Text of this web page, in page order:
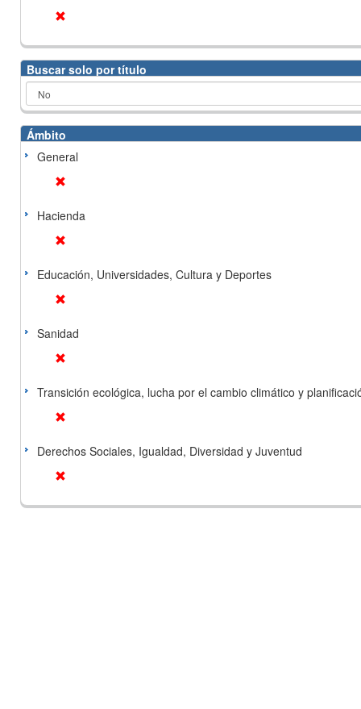
Buscar solo por título
Ámbito
General
Hacienda
Educación, Universidades, Cultura y Deportes
Sanidad
Transición ecológica, lucha por el cambio climático y
Derechos Sociales, Igualdad, Diversidad y Juventud